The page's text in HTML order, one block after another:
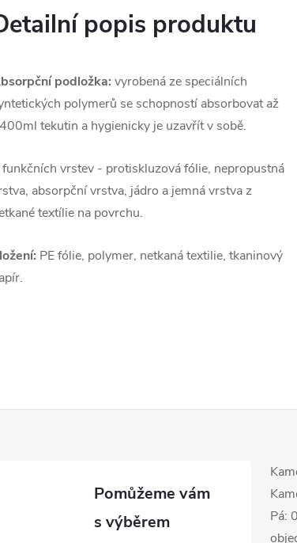
popis produktu
podložka: vyrobená ze speciálních
polymerů se schopností absorbovat až
tekutin a hygienicky je uzavřít v sobě.
vrstev - protiskluzová fólie, nepropustná
absorpční vrstva, jádro a jemná vrstva z
textílie na povrchu.
PE fólie, polymer, netkaná textilie, tkaninový
Pá: